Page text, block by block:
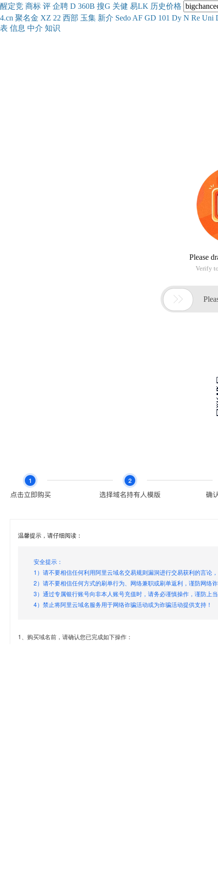
醒定竞 商标 评 企聘 D 360B 搜G 关健 易LK 历史价格
4.cn 聚名金 XZ 22 西部 玉集 新介 Sedo AF GD 101 Dy N Re Uni
表 信息 中介 知识